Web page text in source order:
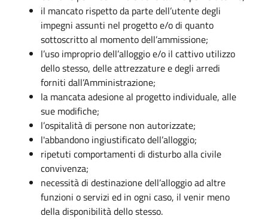
il mancato rispetto da parte dell’utente degli
impegni assunti nel progetto e/o di quanto
sottoscritto al momento dell’ammissione;
l’uso improprio dell’alloggio e/o il cattivo utilizzo
dello stesso, delle attrezzature e degli arredi
forniti dall’Amministrazione;
la mancata adesione al progetto individuale, alle
sue modifiche;
l’ospitalità di persone non autorizzate;
l'abbandono ingiustificato dell’alloggio;
ripetuti comportamenti di disturbo alla civile
convivenza;
necessità di destinazione dell’alloggio ad altre
funzioni o servizi ed in ogni caso, il venir meno
della disponibilità dello stesso.